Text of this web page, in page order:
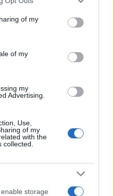
behaviour. You may click to
and its third-party tags to
purposes in below Google
of my
of my
my
Advertising.
Use,
of my
with the
storage
ser imaginados.